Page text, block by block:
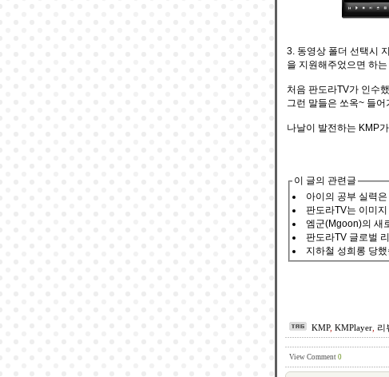
3. 동영상 폴더 선택시
을 지원해주었으면 하는
처음 판도라TV가 인수
그런 말들은 쏘옥~ 들어
나날이 발전하는 KMP
이 글의 관련글
아이의 공부 실력
판도라TV는 이미
엠군(Mgoon)의 새
판도라TV 글로벌
지하철 성희롱 당
KMP, KMPlayer, 리
View Comment 0